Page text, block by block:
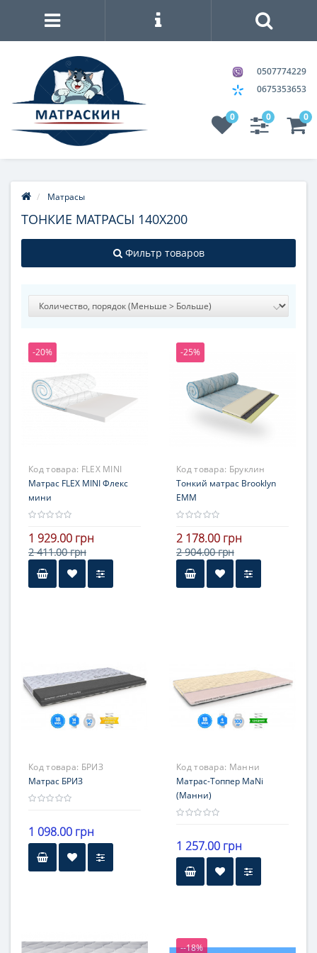
0507774229
0675353653
0 0 0
Матрасы
ТОНКИЕ МАТРАСЫ 140Х200
Фильтр товаров
-20%
Код товара: FLEX MINI
Матрас FLEX MINI Флекс
мини
1 929.00 грн
2 411.00 грн
средней жесткости
Гарантия
18 месяцев
-25%
Код товара: Бруклин
Тонкий матрас Brooklyn
ЕММ
2 178.00 грн
2 904.00 грн
Код товара: БРИЗ
Матрас БРИЗ
1 098.00 грн
Код товара: Манни
Матрас-Топпер MaNi
(Манни)
1 257.00 грн
до 100 кг
--18%